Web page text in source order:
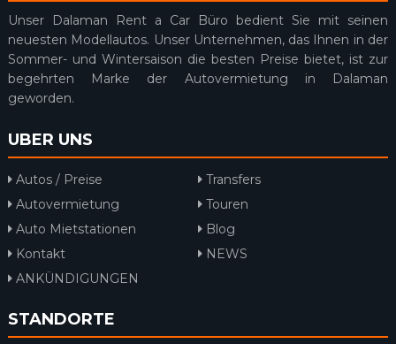
Unser Dalaman Rent a Car Büro bedient Sie mit seinen
neuesten Modellautos. Unser Unternehmen, das Ihnen in der
Sommer- und Wintersaison die besten Preise bietet, ist zur
begehrten Marke der Autovermietung in Dalaman
geworden.
UBER UNS
Autos / Preise
Transfers
Autovermietung
Touren
Auto Mietstationen
Blog
Kontakt
NEWS
ANKÜNDIGUNGEN
STANDORTE